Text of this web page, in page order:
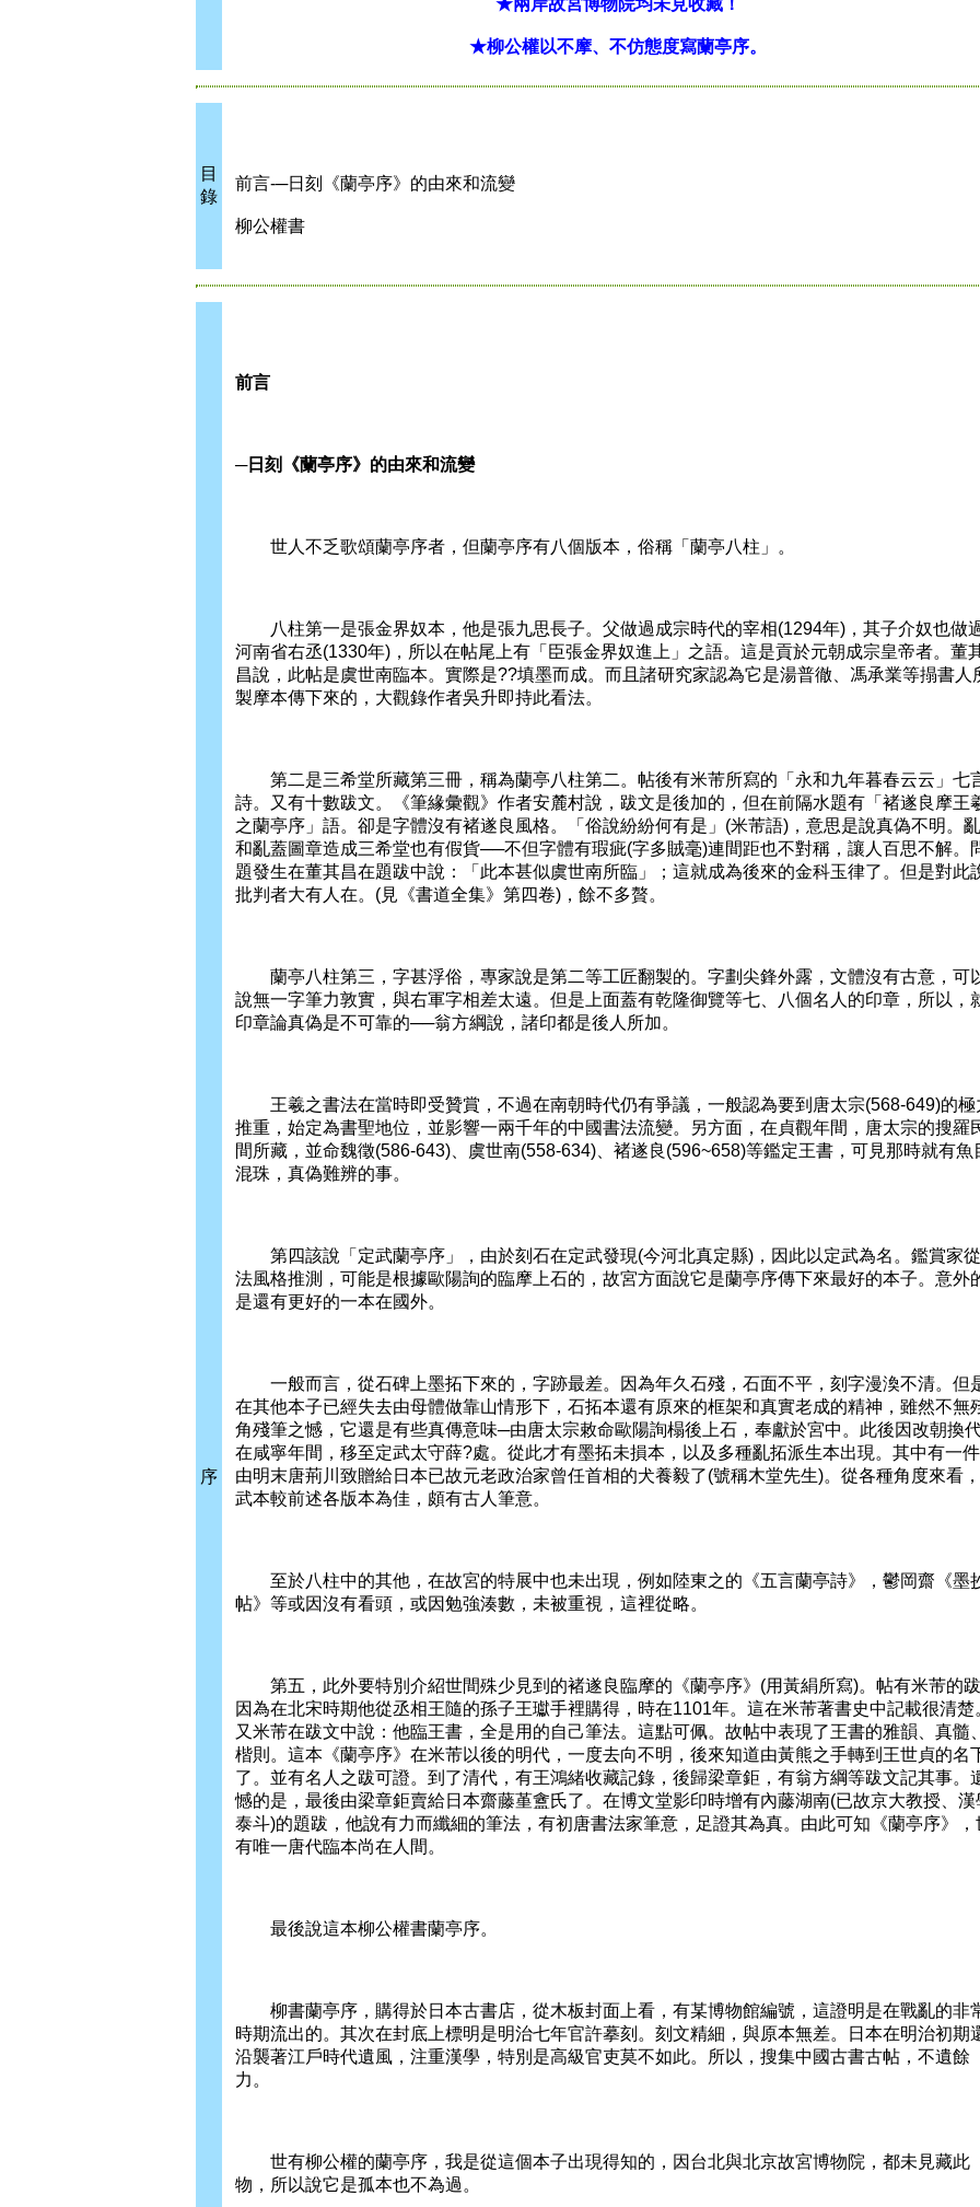
★兩岸故宮博物院均未見收藏！
★柳公權以不摩、不仿態度寫蘭亭序。
目
錄
前言-─日刻《蘭亭序》的由來和流變
柳公權書
序
前言
─日刻《蘭亭序》的由來和流變
世人不乏歌頌蘭亭序者，但蘭亭序有八個版本，俗稱「蘭亭八柱」。
八柱第一是張金界奴本，他是張九思長子。父做過成宗時代的宰相(1294年)，其子介奴也做
河南省右丞(1330年)，所以在帖尾上有「臣張金界奴進上」之語。這是貢於元朝成宗皇帝者。董
昌說，此帖是虞世南臨本。實際是??填墨而成。而且諸研究家認為它是湯普徹、馮承業等搨書人
製摩本傳下來的，大觀錄作者吳升即持此看法。
第二是三希堂所藏第三冊，稱為蘭亭八柱第二。帖後有米芾所寫的「永和九年暮春云云」七
詩。又有十數跋文。《筆緣彙觀》作者安麓村說，跋文是後加的，但在前隔水題有「褚遂良摩王
之蘭亭序」語。卻是字體沒有褚遂良風格。「俗說紛紛何有是」(米芾語)，意思是說真偽不明。
和亂蓋圖章造成三希堂也有假貨──不但字體有瑕疵(字多賊毫)連間距也不對稱，讓人百思不解。
題發生在董其昌在題跋中說：「此本甚似虞世南所臨」；這就成為後來的金科玉律了。但是對此
批判者大有人在。(見《書道全集》第四卷)，餘不多贅。
蘭亭八柱第三，字甚浮俗，專家說是第二等工匠翻製的。字劃尖鋒外露，文體沒有古意，可
說無一字筆力敦實，與右軍字相差太遠。但是上面蓋有乾隆御覽等七、八個名人的印章，所以，
印章論真偽是不可靠的──翁方綱說，諸印都是後人所加。
王羲之書法在當時即受贊賞，不過在南朝時代仍有爭議，一般認為要到唐太宗(568-649)的極
推重，始定為書聖地位，並影響一兩千年的中國書法流變。另方面，在貞觀年間，唐太宗的搜羅
間所藏，並命魏徵(586-643)、虞世南(558-634)、褚遂良(596~658)等鑑定王書，可見那時就有魚
混珠，真偽難辨的事。
第四該說「定武蘭亭序」，由於刻石在定武發現(今河北真定縣)，因此以定武為名。鑑賞家
法風格推測，可能是根據歐陽詢的臨摩上石的，故宮方面說它是蘭亭序傳下來最好的本子。意外
是還有更好的一本在國外。
一般而言，從石碑上墨拓下來的，字跡最差。因為年久石殘，石面不平，刻字漫渙不清。但
在其他本子已經失去由母體做靠山情形下，石拓本還有原來的框架和真實老成的精神，雖然不無
角殘筆之憾，它還是有些真傳意味─由唐太宗敕命歐陽詢榻後上石，奉獻於宮中。此後因改朝換代
在咸寧年間，移至定武太守薛?處。從此才有墨拓未損本，以及多種亂拓派生本出現。其中有一件
由明末唐荊川致贈給日本已故元老政治家曾任首相的犬養毅了(號稱木堂先生)。從各種角度來看
武本較前述各版本為佳，頗有古人筆意。
至於八柱中的其他，在故宮的特展中也未出現，例如陸東之的《五言蘭亭詩》，鬱岡齋《墨
帖》等或因沒有看頭，或因勉強湊數，未被重視，這裡從略。
第五，此外要特別介紹世間殊少見到的褚遂良臨摩的《蘭亭序》(用黃絹所寫)。帖有米芾的跋
因為在北宋時期他從丞相王隨的孫子王瓛手裡購得，時在1101年。這在米芾著書史中記載很清楚
又米芾在跋文中說：他臨王書，全是用的自己筆法。這點可佩。故帖中表現了王書的雅韻、真髓、
楷則。這本《蘭亭序》在米芾以後的明代，一度去向不明，後來知道由黃熊之手轉到王世貞的名
了。並有名人之跋可證。到了清代，有王鴻緒收藏記錄，後歸梁章鉅，有翁方綱等跋文記其事。
憾的是，最後由梁章鉅賣給日本齋藤堇盦氏了。在博文堂影印時增有內藤湖南(已故京大教授、漢
泰斗)的題跋，他說有力而纖細的筆法，有初唐書法家筆意，足證其為真。由此可知《蘭亭序》，
有唯一唐代臨本尚在人間。
最後說這本柳公權書蘭亭序。
柳書蘭亭序，購得於日本古書店，從木板封面上看，有某博物館編號，這證明是在戰亂的非
時期流出的。其次在封底上標明是明治七年官許摹刻。刻文精細，與原本無差。日本在明治初期
沿襲著江戶時代遺風，注重漢學，特別是高級官吏莫不如此。所以，搜集中國古書古帖，不遺餘
力。
世有柳公權的蘭亭序，我是從這個本子出現得知的，因台北與北京故宮博物院，都未見藏此
物，所以說它是孤本也不為過。